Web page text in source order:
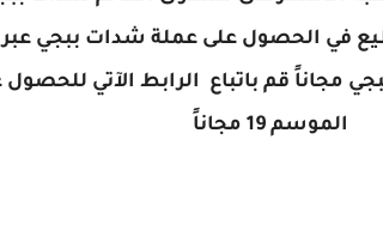
في الحصول على عملة شدات ببجي عبر
قم باتباع الرابط الآتي للحصول
الموسم 19 مجاناً